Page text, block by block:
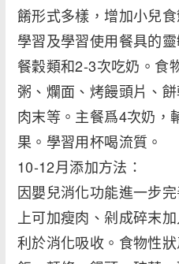
餚形式多樣，增加小兒
學習及學習使用餐具的
餐穀類和2-3次吃奶。食
粥、爛面、烤饅頭片、
肉末等。主餐爲4次奶，
果。學習用杯喝流質。
10-12月添加方法：
因嬰兒消化功能進一步
上可加瘦肉、剁成碎末
利於消化吸收。食物性